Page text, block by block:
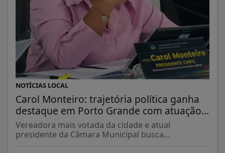
NOTÍCIAS LOCAL
Carol Monteiro: trajetória política ganha
destaque em Porto Grande com atuação...
Vereadora mais votada da cidade e atual
presidente da Câmara Municipal busca...